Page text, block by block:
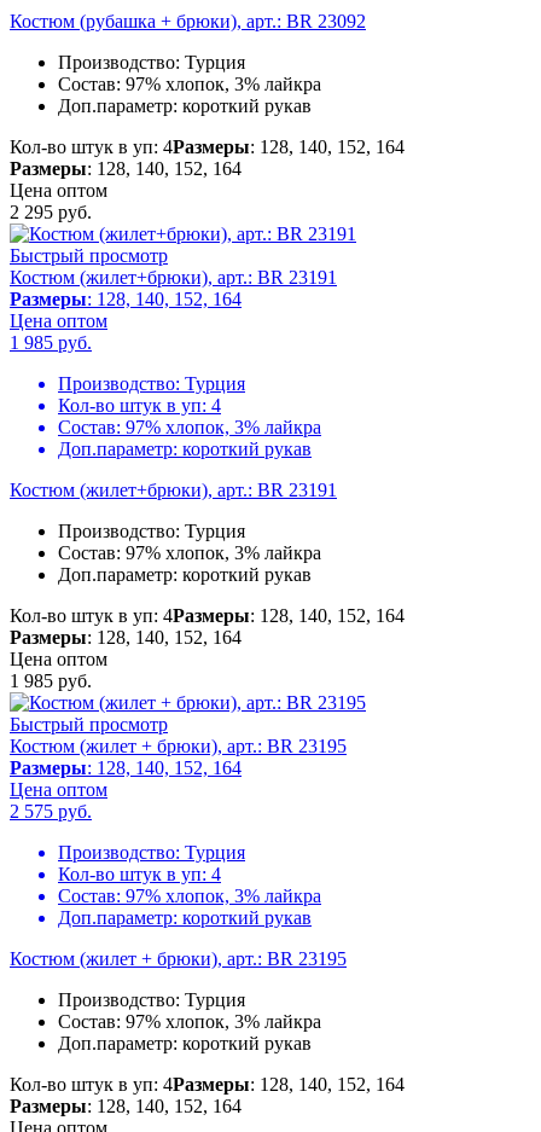
Костюм (рубашка + брюки), арт.: BR 23092
Производство: Турция
Состав: 97% хлопок, 3% лайкра
Доп.параметр: короткий рукав
Кол-во штук в уп: 4Размеры: 128, 140, 152, 164
Размеры: 128, 140, 152, 164
Цена оптом
2 295 руб.
Быстрый просмотр
Костюм (жилет+брюки), арт.: BR 23191
Размеры: 128, 140, 152, 164
Цена оптом
1 985 руб.
Производство: Турция
Кол-во штук в уп: 4
Состав: 97% хлопок, 3% лайкра
Доп.параметр: короткий рукав
Костюм (жилет+брюки), арт.: BR 23191
Производство: Турция
Состав: 97% хлопок, 3% лайкра
Доп.параметр: короткий рукав
Кол-во штук в уп: 4Размеры: 128, 140, 152, 164
Размеры: 128, 140, 152, 164
Цена оптом
1 985 руб.
Быстрый просмотр
Костюм (жилет + брюки), арт.: BR 23195
Размеры: 128, 140, 152, 164
Цена оптом
2 575 руб.
Производство: Турция
Кол-во штук в уп: 4
Состав: 97% хлопок, 3% лайкра
Доп.параметр: короткий рукав
Костюм (жилет + брюки), арт.: BR 23195
Производство: Турция
Состав: 97% хлопок, 3% лайкра
Доп.параметр: короткий рукав
Кол-во штук в уп: 4Размеры: 128, 140, 152, 164
Размеры: 128, 140, 152, 164